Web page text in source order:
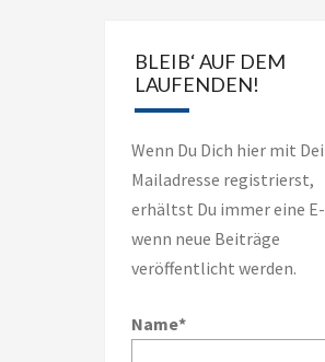
BLEIB‘ AUF DEM
LAUFENDEN!
Wenn Du Dich hier mit
Mailadresse registrierst,
erhältst Du immer eine
wenn neue Beiträge
veröffentlicht werden.
Name*